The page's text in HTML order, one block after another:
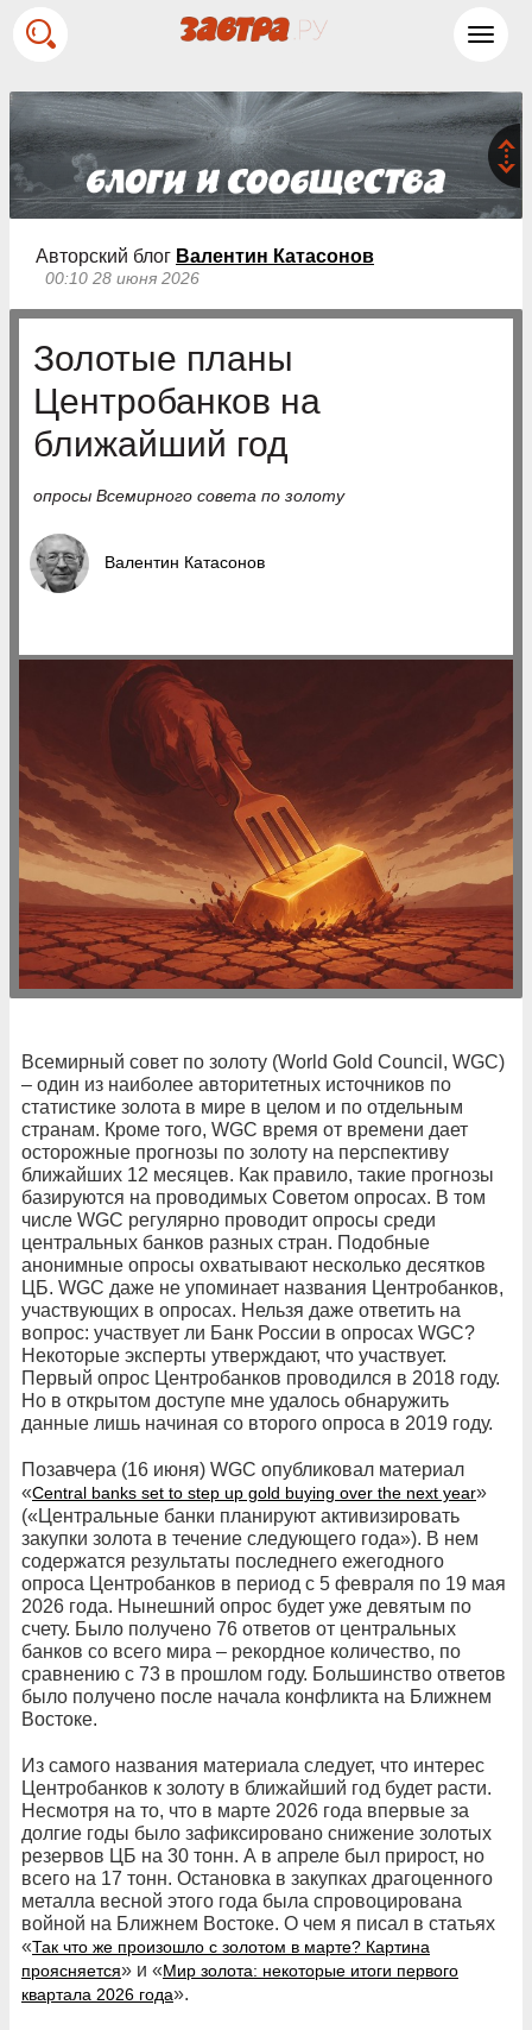
Авторский блог Валентин Катасонов
00:10 28 июня 2026
Золотые планы
Центробанков на
ближайший год
опросы Всемирного совета по золоту
Валентин Катасонов
Всемирный совет по золоту (World Gold Council, WGC)
– один из наиболее авторитетных источников по
статистике золота в мире в целом и по отдельным
странам. Кроме того, WGC время от времени дает
осторожные прогнозы по золоту на перспективу
ближайших 12 месяцев. Как правило, такие прогнозы
базируются на проводимых Советом опросах. В том
числе WGC регулярно проводит опросы среди
центральных банков разных стран. Подобные
анонимные опросы охватывают несколько десятков
ЦБ. WGC даже не упоминает названия Центробанков,
участвующих в опросах. Нельзя даже ответить на
вопрос: участвует ли Банк России в опросах WGC?
Некоторые эксперты утверждают, что участвует.
Первый опрос Центробанков проводился в 2018 году.
Но в открытом доступе мне удалось обнаружить
данные лишь начиная со второго опроса в 2019 году.
Позавчера (16 июня) WGC опубликовал материал
«Central banks set to step up gold buying over the next year»
(«Центральные банки планируют активизировать
закупки золота в течение следующего года»). В нем
содержатся результаты последнего ежегодного
опроса Центробанков в период с 5 февраля по 19 мая
2026 года. Нынешний опрос будет уже девятым по
счету. Было получено 76 ответов от центральных
банков со всего мира – рекордное количество, по
сравнению с 73 в прошлом году. Большинство ответов
было получено после начала конфликта на Ближнем
Востоке.
Из самого названия материала следует, что интерес
Центробанков к золоту в ближайший год будет расти.
Несмотря на то, что в марте 2026 года впервые за
долгие годы было зафиксировано снижение золотых
резервов ЦБ на 30 тонн. А в апреле был прирост, но
всего на 17 тонн. Остановка в закупках драгоценного
металла весной этого года была спровоцирована
войной на Ближнем Востоке. О чем я писал в статьях
«Так что же произошло с золотом в марте? Картина
проясняется» и «Мир золота: некоторые итоги первого
квартала 2026 года».